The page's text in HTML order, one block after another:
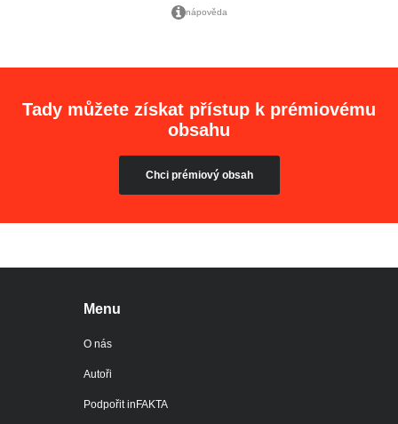
nápověda
Tady můžete získat přístup k prémiovému
obsahu
Chci prémiový obsah
Menu
O nás
Autoři
Podpořit inFAKTA